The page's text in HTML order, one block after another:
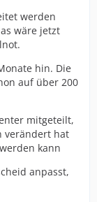
werden
wäre jetzt
hin. Die
auf über 200
mitgeteilt,
verändert hat
kann
anpasst,